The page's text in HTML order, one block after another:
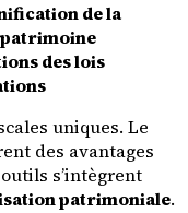
de la
des lois
uniques. Le
des avantages
s’intègrent
patrimoniale.